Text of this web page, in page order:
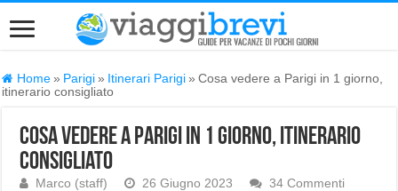
Home » Parigi » Itinerari Parigi » Cosa vedere a Parigi in 1 giorno,
itinerario consigliato
Cosa vedere a Parigi in 1 giorno, itinerario
consigliato
Marco (staff) 26 Giugno 2023 34 Commenti